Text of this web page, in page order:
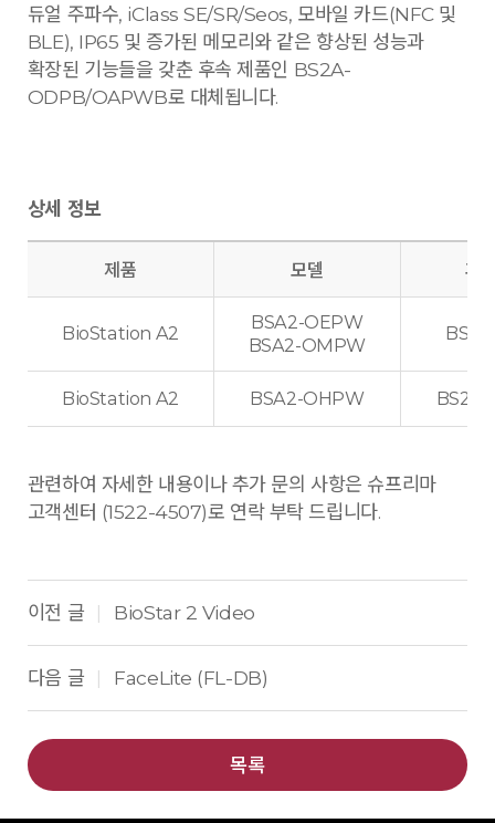
듀얼 주파수, iClass SE/SR/Seos, 모바일 카드(NFC 및
BLE), IP65 및 증가된 메모리와 같은 향상된 성능과
확장된 기능들을 갖춘 후속 제품인 BS2A-
ODPB/OAPWB로 대체됩니다.
상세 정보
제품 모델 후
BioStation A2
BSA2-OEPW
BSA2-OMPW
BioStation A2 BSA2-OHPW
관련하여 자세한 내용이나 추가 문의 사항은 슈프리마
고객센터 (1522-4507)로 연락 부탁 드립니다.
이전 글 | BioStar 2 Video
다음 글 | FaceLite (FL-DB)
목록